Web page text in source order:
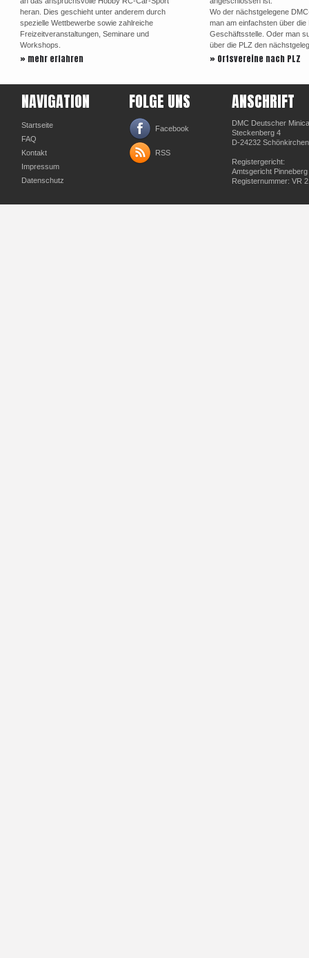
heran. Dies geschieht unter anderem durch
spezielle Wettbewerbe sowie zahlreiche
Freizeitveranstaltungen, Seminare und
Workshops.
» mehr erfahren
Wo der nächstgelegene
man am einfachsten über die
Geschäftsstelle. Oder man
über die PLZ den
» Ortsvereine nach PLZ
NAVIGATION
Startseite
FAQ
Kontakt
Impressum
Datenschutz
FOLGE UNS
Facebook
RSS
ANSCHRIFT
DMC Deutscher
Steckenberg 4
D-24232 Schönkirchen
Registergericht:
Amtsgericht Pinneberg
Registernummer: VR